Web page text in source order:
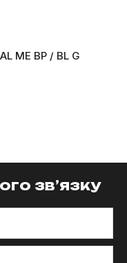
ME BP / BL G
зв’язку